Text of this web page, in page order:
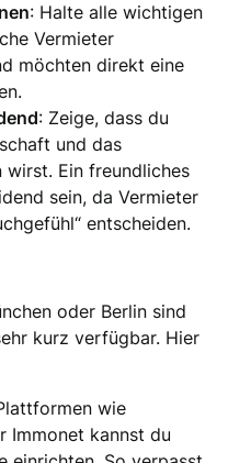
: Halte alle wichtigen
Vermieter
möchten direkt eine
: Zeige, dass du
und das
wirst. Ein freundliches
sein, da Vermieter
entscheiden.
oder Berlin sind
kurz verfügbar. Hier
wie
Immonet kannst du